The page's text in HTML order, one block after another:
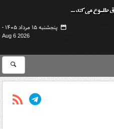
پنجشنبه ۱۵ مرداد ۱۴۰۵ -
Aug 6 2026